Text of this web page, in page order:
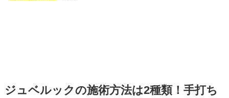
ジュベルックの施術方法は2種類！手打ち